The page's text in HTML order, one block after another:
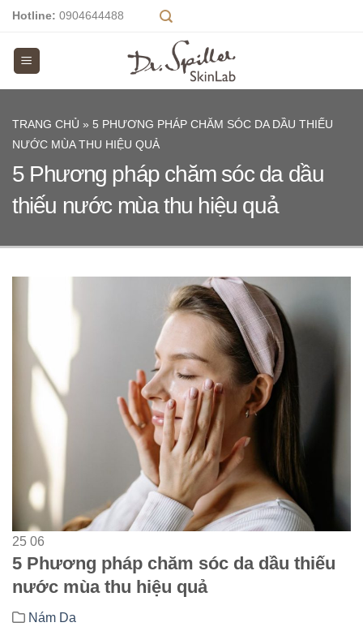
Skip
content
Hotline: 0904644488
TRANG CHỦ » 5 PHƯƠNG PHÁP CHĂM SÓC DA DẦU THIẾU
NƯỚC MÙA THU HIỆU QUẢ
5 Phương pháp chăm sóc da dầu
thiếu nước mùa thu hiệu quả
25 06
5 Phương pháp chăm sóc da dầu thiếu
nước mùa thu hiệu quả
Nám Da